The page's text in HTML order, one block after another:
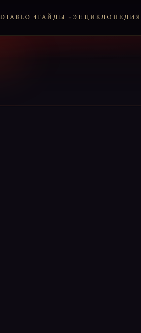
DIABLO 4ГАЙДЫ ЭНЦИКЛОПЕДИЯ